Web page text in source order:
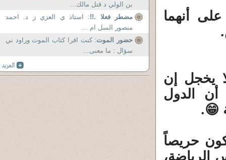
أنهما
يخجل إن
أن الدول
😁.
حريصاً
الرياضة،
بن الولي د قتل مالك...
مضطر فعلا .!!: استاذ ي العزي ز د. احمد
منصور السل ام ...
حضور الموت: كنت اقرا كتاب الموت وراود ني
سؤال : ما معنى...